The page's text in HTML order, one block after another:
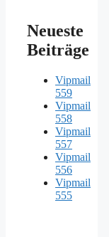
Neueste
Beiträge
Vipmail
559
Vipmail
558
Vipmail
557
Vipmail
556
Vipmail
555